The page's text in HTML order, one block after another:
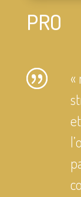
PRO
«